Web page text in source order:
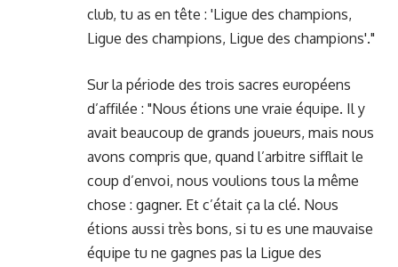
club, tu as en tête : 'Ligue des champions,
Ligue des champions, Ligue des champions'."
Sur la période des trois sacres européens
d’affilée : "Nous étions une vraie équipe. Il y
avait beaucoup de grands joueurs, mais nous
avons compris que, quand l’arbitre sifflait le
coup d’envoi, nous voulions tous la même
chose : gagner. Et c’était ça la clé. Nous
étions aussi très bons, si tu es une mauvaise
équipe tu ne gagnes pas la Ligue des